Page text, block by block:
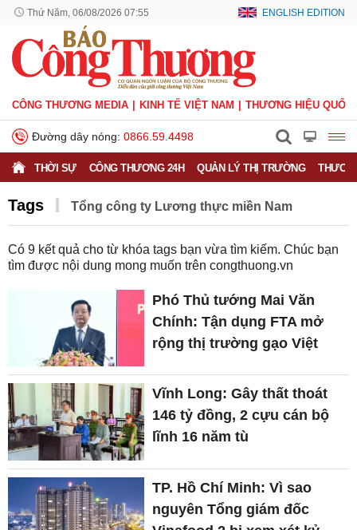
Thứ Năm, 06/08/2026 07:55 ENGLISH EDITION
CÔNG THƯƠNG MEDIA KINH TẾ VIỆT NAM THƯƠNG HIỆU QUỐC
Đường dây nóng: 0866.59.4498
THỜI SỰ CÔNG THƯƠNG 24H QUẢN LÝ THỊ TRƯỜNG
Tags Tổng công ty Lương thực miền Nam
Có 9 kết quả cho từ khóa tags bạn vừa tìm kiếm. Chúc bạn
tìm được nội dung mong muốn trên congthuong.vn
Phó Thủ tướng Mai Văn
Chính: Tận dụng FTA mở
rộng thị trường gạo Việt
Vĩnh Long: Gây thất thoát
146 tỷ đồng, 2 cựu cán bộ
lĩnh 16 năm tù
TP. Hồ Chí Minh: Vì sao
nguyên Tổng giám đốc